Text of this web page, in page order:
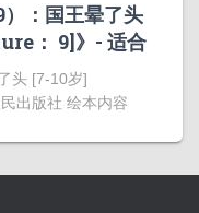
：国王晕了头
： 9]》- 适合
头 [7-10岁]
出版社 绘本内容